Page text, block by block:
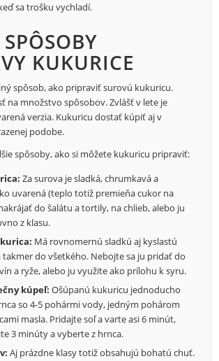
sa trošku vychladí.
KUKURICE
spôsob, ako pripraviť surovú kukuricu.
na množstvo spôsobov. Zvlášť v lete je
verzia. Kukuricu dostať kúpiť aj v
podobe.
spôsoby, ako si môžete kukuricu pripraviť:
Za surova je sladká, chrumkavá a
uvarená (teplo totiž premieňa cukor na
do šalátu a tortily, na chlieb, alebo ju
z klasu.
Má rovnomernú sladkú aj kyslastú
takmer do všetkého. Nebojte sa ju pridať do
a ryže, alebo ju využite ako prílohu k syru.
kúpeľ: Ošúpanú kukuricu jednoducho
so 4-5 pohármi vody, jedným pohárom
masla. Pridajte soľ a varte asi 6 minút,
3 minúty a vyberte z hrnca.
Aj prázdne klasy totiž obsahujú bohatú chuť.